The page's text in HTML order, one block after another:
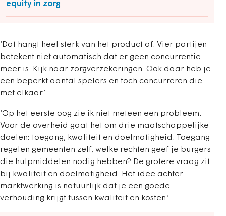
equity in zorg
‘Dat hangt heel sterk van het product af. Vier partijen
betekent niet automatisch dat er geen concurrentie
meer is. Kijk naar zorgverzekeringen. Ook daar heb je
een beperkt aantal spelers en toch concurreren die
met elkaar.’
‘Op het eerste oog zie ik niet meteen een probleem.
Voor de overheid gaat het om drie maatschappelijke
doelen: toegang, kwaliteit en doelmatigheid. Toegang
regelen gemeenten zelf, welke rechten geef je burgers
die hulpmiddelen nodig hebben? De grotere vraag zit
bij kwaliteit en doelmatigheid. Het idee achter
marktwerking is natuurlijk dat je een goede
verhouding krijgt tussen kwaliteit en kosten.’